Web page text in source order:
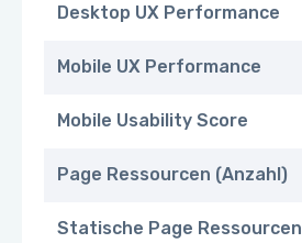
Desktop UX Performance
Mobile UX Performance
Mobile Usability Score
Page Ressourcen (Anzahl)
Statische Page Ressourcen